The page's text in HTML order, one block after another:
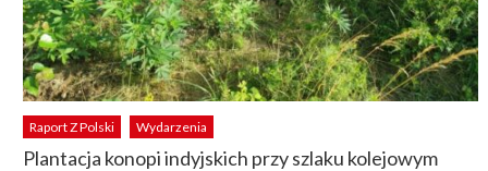
Raport Z Polski Wydarzenia
Plantacja konopi indyjskich przy szlaku kolejowym